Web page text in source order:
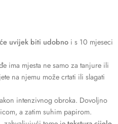
uvijek biti udobnoi s 10 mjeseci
ima mjesta ne samo za tanjure ili
na njemu može crtati ili slagati
intenzivnog obroka. Dovoljno
a zatim suhim papirom.